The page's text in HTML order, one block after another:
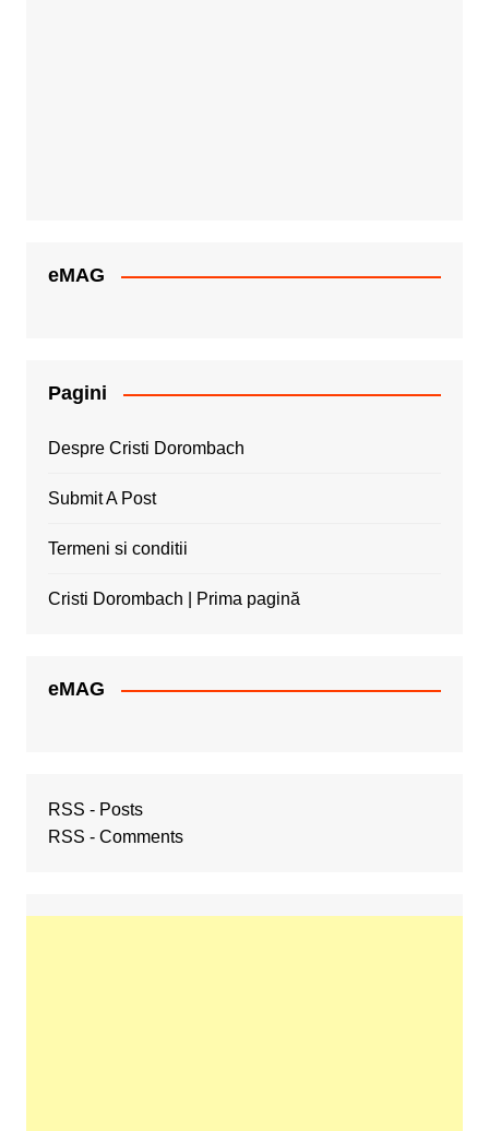
eMAG
Pagini
Despre Cristi Dorombach
Submit A Post
Termeni si conditii
Cristi Dorombach | Prima pagină
eMAG
RSS - Posts
RSS - Comments